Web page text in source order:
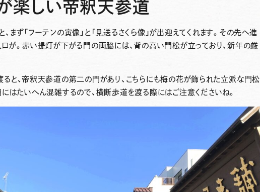
楽しい帝釈天参道
まず「フーテンの寅像」と「見送るさくら像」が出迎えてくれます。その先へ進
が。赤い提灯が下がる門の両脇には、背の高い門松が立っており、新年の厳
と、帝釈天参道の第二の門があり、こちらにも梅の花が飾られた立派な門松
はたいへん混雑するので、横断歩道を渡る際にはご注意くださいね。